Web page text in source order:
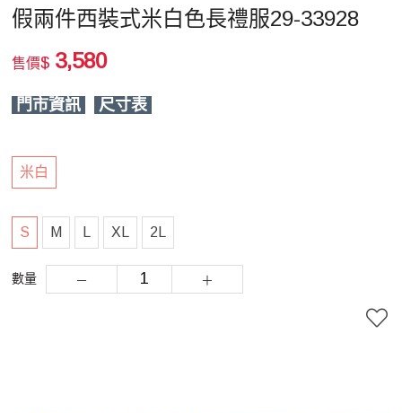
假兩件西裝式米白色長禮服29-33928
售價$ 3,580
門市資訊 尺寸表
米白
S M XL 2L
數量